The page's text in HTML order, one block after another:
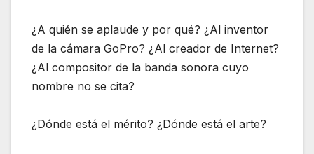
¿A quién se aplaude y por qué? ¿Al inventor
de la cámara GoPro? ¿Al creador de Internet?
¿Al compositor de la banda sonora cuyo
nombre no se cita?
¿Dónde está el mérito? ¿Dónde está el arte?